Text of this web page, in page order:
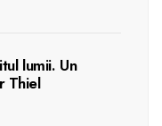
lumii. Un
Thiel